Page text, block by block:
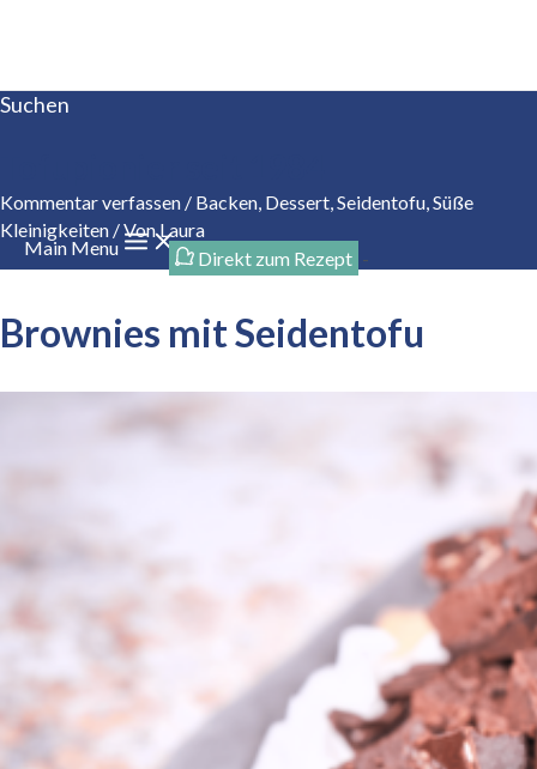
Suchen
Main Menu
Kommentar verfassen / Backen, Dessert,Seidentofu,Süße
Kleinigkeiten / VonLaura
Direkt zum Rezept -
Brownies mit Seidentofu